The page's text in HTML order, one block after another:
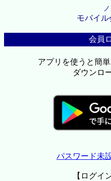
モバイル
会員
アプリを使うと簡
ダウンロ
パスワード未
【ログイ